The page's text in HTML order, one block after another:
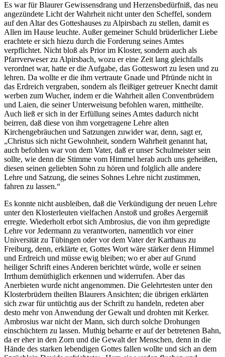
Es war für Blaurer Gewissensdrang und Herzensbedürfniß, das neu
angezündete Licht der Wahrheit nicht unter den Scheffel, sondern
auf den Altar des Gotteshauses zu Alpirsbach zu stellen, damit es
Allen im Hause leuchte. Außer gemeiner Schuld brüderlicher Liebe
erachtete er sich hiezu durch die Forderung seines Amtes
verpflichtet. Nicht bloß als Prior im Kloster, sondern auch als
Pfarrverweser zu Alpirsbach, wozu er eine Zeit lang gleichfalls
verordnet war, hatte er die Aufgabe, das Gotteswort zu lesen und zu
lehren. Da wollte er die ihm vertraute Gnade und Pfründe nicht in
das Erdreich vergraben, sondern als fleißiger getreuer Knecht damit
werben zum Wucher, indem er die Wahrheit allen Conventbrüdern
und Laien, die seiner Unterweisung befohlen waren, mittheilte.
Auch ließ er sich in der Erfüllung seines Amtes dadurch nicht
beirren, daß diese von ihm vorgetragene Lehre alten
Kirchengebräuchen und Satzungen zuwider war, denn, sagt er,
„Christus sich nicht Gewohnheit, sondern Wahrheit genannt hat,
auch befohlen war von dem Vater, daß er unser Schulmeister sein
sollte, wie denn die Stimme vom Himmel herab auch uns geheißen,
diesen seinen geliebten Sohn zu hören und folglich alle andere
Lehre und Satzung, die seines Sohnes Lehre nicht zustimmen,
fahren zu lassen.“
Es konnte nicht ausbleiben, daß die Verkündigung der neuen Lehre
unter den Klosterleuten vielfachen Anstoß und großes Aergerniß
erregte. Wiederholt erbot sich Ambrosius, die von ihm gepredigte
Lehre vor Jedermann zu verantworten, namentlich vor einer
Universität zu Tübingen oder vor dem Vater der Karthaus zu
Freiburg, denn, erklärte er, Gottes Wort wäre stärker denn Himmel
und Erdreich und müsse ewig bleiben; wo er aber auf Grund
heiliger Schrift eines Anderen berichtet würde, wolle er seinen
Irrthum demüthiglich erkennen und widerrufen. Aber das
Anerbieten wurde nicht angenommen. Die Gelehrtesten unter den
Klosterbrüdern theilten Blaurers Ansichten; die übrigen erklärten
sich zwar für untüchtig aus der Schrift zu handeln, redeten aber
desto mehr von Anwendung der Gewalt und drohten mit Kerker.
Ambrosius war nicht der Mann, sich durch solche Drohungen
einschüchtern zu lassen. Muthig beharrte er auf der betretenen Bahn,
da er eher in den Zorn und die Gewalt der Menschen, denn in die
Hände des starken lebendigen Gottes fallen wollte und sich an dem